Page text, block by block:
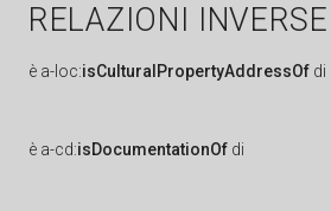
RELAZIONI INVERSE
è a-loc:isCulturalPropertyAddressOf di
è a-cd:isDocumentationOf di